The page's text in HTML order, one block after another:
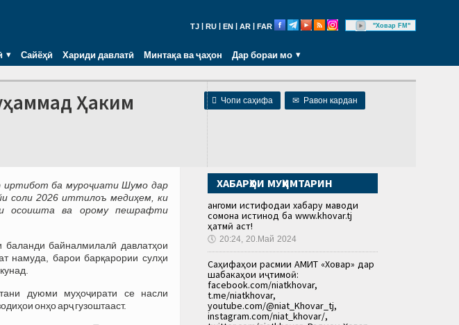
TJ RU EN AR FAR "Ховар FM"
Сайёҳӣ Хариди давлатӣ Минтақа ва ҷаҳон Дар бораи мо
 Чопи саҳифа ✉ Равон кардан
Ҳаким
иртибот ба муроҷиати Шумо дар
соли 2026 иттилоъ медиҳем, ки
осоишта ва орому пешрафти
баланди байналмилалӣ давлатҳои
намуда, барои барқарории сулҳи
дуюми муҳоҷирати се насли
онҳо арҷ гузоштааст.
ХАБАРҲОИ МУҲИМТАРИН
Ҳангоми истифодаи хабару маводи
сомона истинод ба www.khovar.tj
ҳатмӣ аст!
🕔 20:24, 20.Май 2024
Саҳифаҳои расмии АМИТ «Ховар» дар
шабакаҳои иҷтимоӣ:
facebook.com/niatkhovar,
t.me/niatkhovar,
youtube.com/@niat_Khovar_tj,
instagram.com/niat_khovar/,